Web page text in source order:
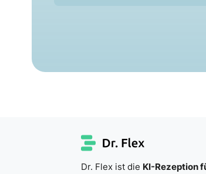
Dr. Flex ist die KI-Rezeption